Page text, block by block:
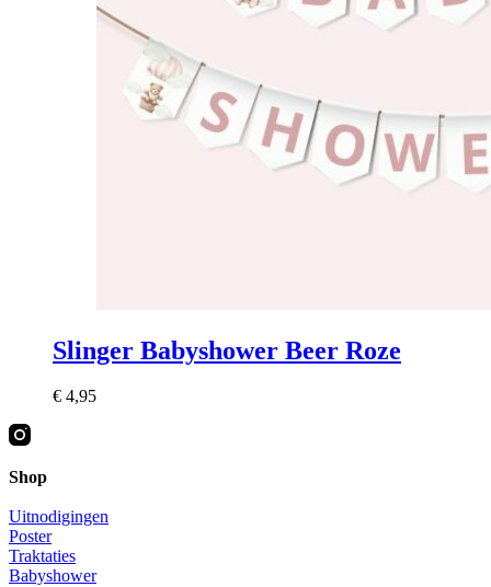
Slinger Babyshower Beer Roze
€ 4,95
Shop
Uitnodigingen
Poster
Traktaties
Babyshower